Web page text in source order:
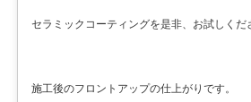
セラミックコーティングを是非、お試しくだ
施工後のフロントアップの仕上がりです。